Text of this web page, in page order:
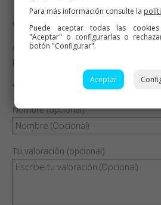
Valora esta receta
¿Te ha gustado esta receta?
piensas
Nombre (opcional)
Tu valoración (opcional)
Para más información consulte la
Puede aceptar todas las
"Aceptar" o configurarlas o
botón "Configurar".
Aceptar